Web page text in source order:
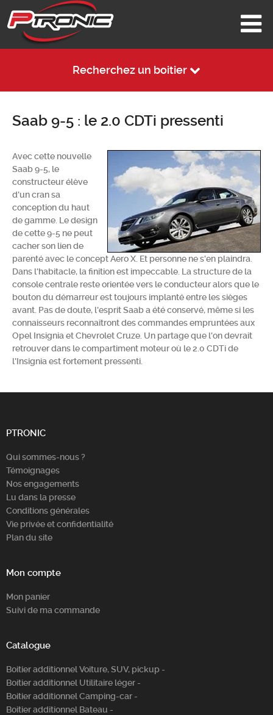
Recherchez un boitier
Chercher
Saab 9-5 : le 2.0 CDTi pressenti
Avec cette nouvelle
Saab 9-5, le
constructeur élève
d'un cran sa
conception du haut
de gamme. Le design
de cette 9-5 ne peut
cacher son lien de
parenté avec le concept Aero X. Et personne ne s'en plaindra.
Dans l'habitacle, la finition est impeccable. La structure de la
console centrale reste orientée vers le conducteur alors que le
bouton du démarreur est toujours implanté entre les sièges
avant. Pas de doute, l'esprit Saab a été conservé, même si les
connaisseurs reconnaîtront des commandes empruntées aux
Opel Insignia et Chevrolet Cruze. Un partage que l'on devrait
retrouver dans le compartiment moteur où le 2.0 CDTi de
l'Insignia est fortement pressenti.
PTRONIC
Qui sommes-nous ?
Témoignages
Nos engagements
Lu dans la presse
Conditions générales
Vie privée et confidentialité
Plan du site
Mon compte
Mon panier
Suivi de ma commande
Catalogue
Boitier additionnel Voiture, SUV, pickup -
Boitier additionnel Utilitaire léger -
Boitier additionnel Camping-car -
Boitier additionnel Bateau -